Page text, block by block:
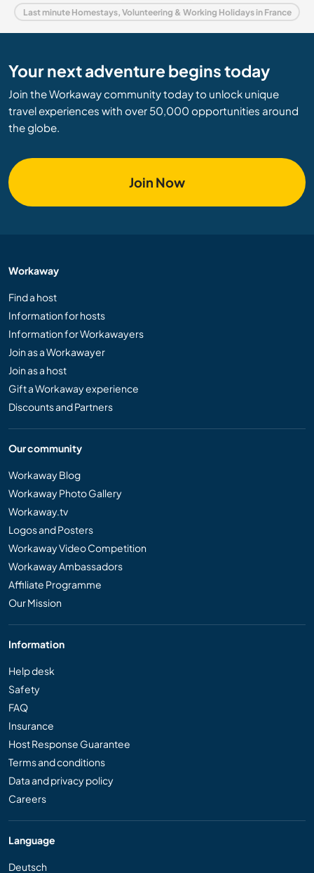
Last minute Homestays, Volunteering & Working Holidays in France
Your next adventure begins today
Join the Workaway community today to unlock unique
travel experiences with over 50,000 opportunities around
the globe.
Join Now
Workaway
Find a host
Information for hosts
Information for Workawayers
Join as a Workawayer
Join as a host
Gift a Workaway experience
Discounts and Partners
Our community
Workaway Blog
Workaway Photo Gallery
Workaway.tv
Logos and Posters
Workaway Video Competition
Workaway Ambassadors
Affiliate Programme
Our Mission
Information
Help desk
Safety
FAQ
Insurance
Host Response Guarantee
Terms and conditions
Data and privacy policy
Careers
Language
Deutsch